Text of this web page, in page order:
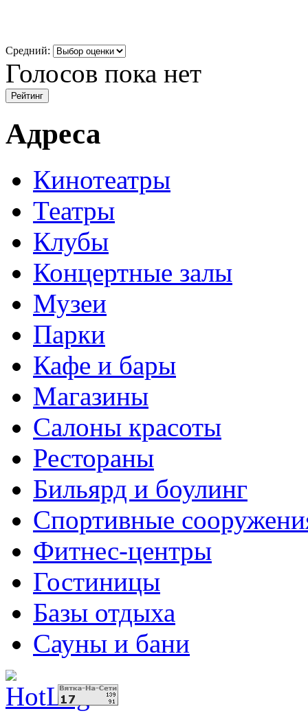
Средний:
Голосов пока нет
Адреса
Кинотеатры
Театры
Клубы
Концертные залы
Музеи
Парки
Кафе и бары
Магазины
Салоны красоты
Рестораны
Бильярд и боулинг
Спортивные
Фитнес-центры
Гостиницы
Базы отдыха
Сауны и бани